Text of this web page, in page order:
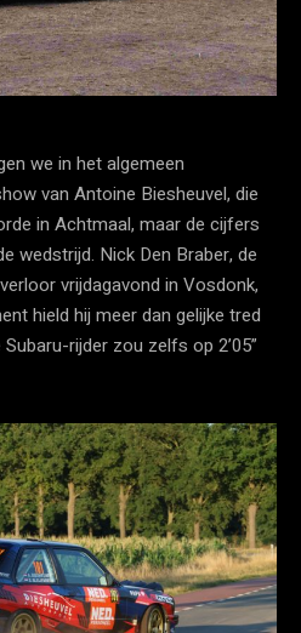
we in het algemeen
van Antoine Biesheuvel, die
in Achtmaal, maar de cijfers
wedstrijd. Nick Den Braber, de
vrijdagavond in Vosdonk,
hield hij meer dan gelijke tred
rijder zou zelfs op 2’05”